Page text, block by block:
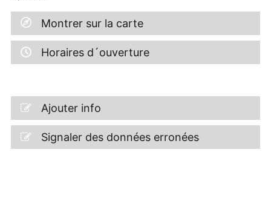
Montrer sur la carte
Horaires d´ouverture
Ajouter info
Signaler des données erronées